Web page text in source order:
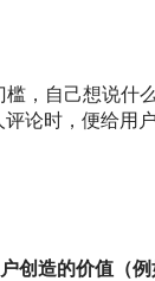
，自己想说
时，便给用
造的价值（